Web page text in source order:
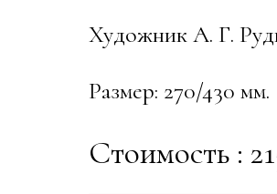
Художник А. Г.
Размер: 270/430 мм.
Стоимость :